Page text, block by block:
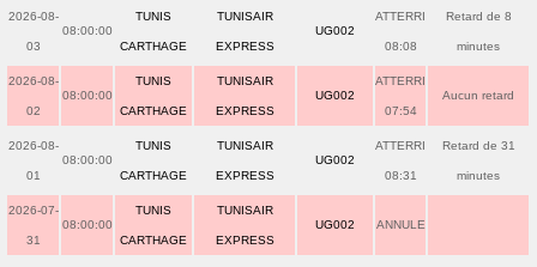
2026-08-
03
08:00:00
TUNIS
CARTHAGE
TUNISAIR
EXPRESS
UG002
ATTERRI
08:08
Retard de 8
minutes
2026-08-
02
08:00:00
TUNIS
CARTHAGE
TUNISAIR
EXPRESS
UG002
ATTERRI
07:54
Aucun retard
2026-08-
01
08:00:00
TUNIS
CARTHAGE
TUNISAIR
EXPRESS
UG002
ATTERRI
08:31
Retard de 31
minutes
2026-07-
31
08:00:00
TUNIS
CARTHAGE
TUNISAIR
EXPRESS
UG002 ANNULE